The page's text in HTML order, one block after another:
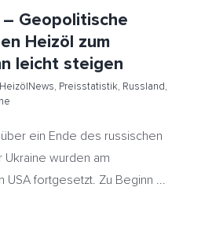
Geopolitische
Heizöl zum
leicht steigen
HeizölNews, Preisstatistik, Russland,
ein Ende des russischen
wurden am
USA fortgesetzt. Zu Beginn ...